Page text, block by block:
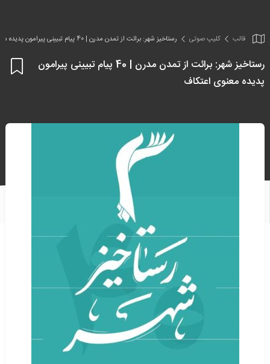
قالب کلیپ صوتی رستاخیز شهر: برائت از تمدن مدرن | 40 پیام تبیینی پیرامون پدیده معنوی اعتکاف
رستاخیز شهر: برائت از تمدن مدرن | 40 پیام تبیینی پیرامون
پدیده معنوی اعتکاف